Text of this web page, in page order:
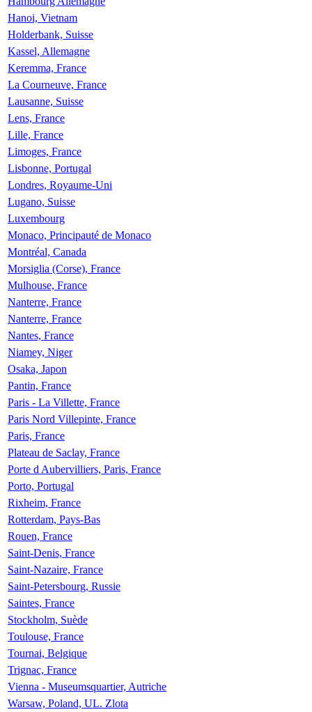
Hanoi, Vietnam
Holderbank, Suisse
Kassel, Allemagne
Keremma, France
La Courneuve, France
Lausanne, Suisse
Lens, France
Lille, France
Limoges, France
Lisbonne, Portugal
Londres, Royaume-Uni
Lugano, Suisse
Luxembourg
Monaco, Principauté de Monaco
Montréal, Canada
Morsiglia (Corse), France
Mulhouse, France
Nanterre, France
Nanterre, France
Nantes, France
Niamey, Niger
Osaka, Japon
Pantin, France
Paris - La Villette, France
Paris Nord Villepinte, France
Paris, France
Plateau de Saclay, France
Porte d Aubervilliers, Paris, France
Porto, Portugal
Rixheim, France
Rotterdam, Pays-Bas
Rouen, France
Saint-Denis, France
Saint-Nazaire, France
Saint-Petersbourg, Russie
Saintes, France
Stockholm, Suède
Toulouse, France
Tournai, Belgique
Trignac, France
Vienna - Museumsquartier, Autriche
Warsaw, Poland, UL. Zlota